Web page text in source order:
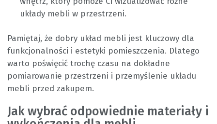
układy mebli w przestrzeni.
Pamiętaj, że dobry układ mebli jest kluczowy dla
funkcjonalności i estetyki pomieszczenia. Dlatego
warto poświęcić trochę czasu na dokładne
pomiarowanie przestrzeni i przemyślenie układu
mebli przed zakupem.
Jak wybrać odpowiednie materiały i